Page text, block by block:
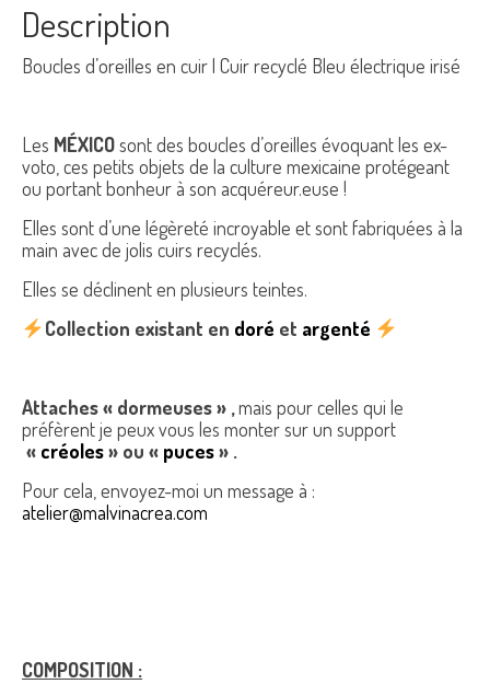
Description
Boucles d’oreilles en cuir | Cuir recyclé Bleu électrique irisé
Les MÉXICOsont des boucles d’oreilles évoquant les ex-
voto, ces petits objets de la culture mexicaine protégeant
ou portant bonheur à son acquéreur.euse !
Elles sont d’une légèreté incroyable et sont fabriquées à la
main avec de jolis cuirs recyclés.
Elles se déclinent en plusieurs teintes.
Collection existant en doré et argenté
Attaches « dormeuses » ,mais pour celles qui le
préfèrent je peux vous les monter sur un support
« créoles» ou « puces» .
Pour cela, envoyez-moi un message à :
atelier@malvinacrea.com
COMPOSITION :